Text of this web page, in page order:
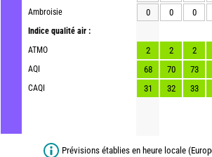
Ambroisie
Indice qualité air :
ATMO
AQI
CAQI
0
0 0
2 2 2
68
70 73
31
32 33
Prévisions établies en heure locale